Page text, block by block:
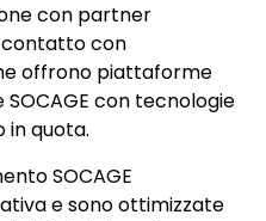
con partner
contatto con
offrono piattaforme
con tecnologie
in quota.
SOCAGE
e sono ottimizzate